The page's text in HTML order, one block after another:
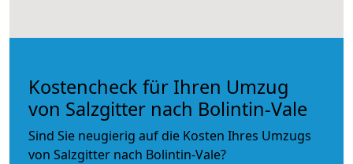
Kostencheck für Ihren Umzug
von Salzgitter nach Bolintin-Vale
Sind Sie neugierig auf die Kosten Ihres Umzugs
von Salzgitter nach Bolintin-Vale?